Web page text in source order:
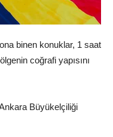
binen konuklar, 1 saat
coğrafi yapısını
Büyükelçiliği